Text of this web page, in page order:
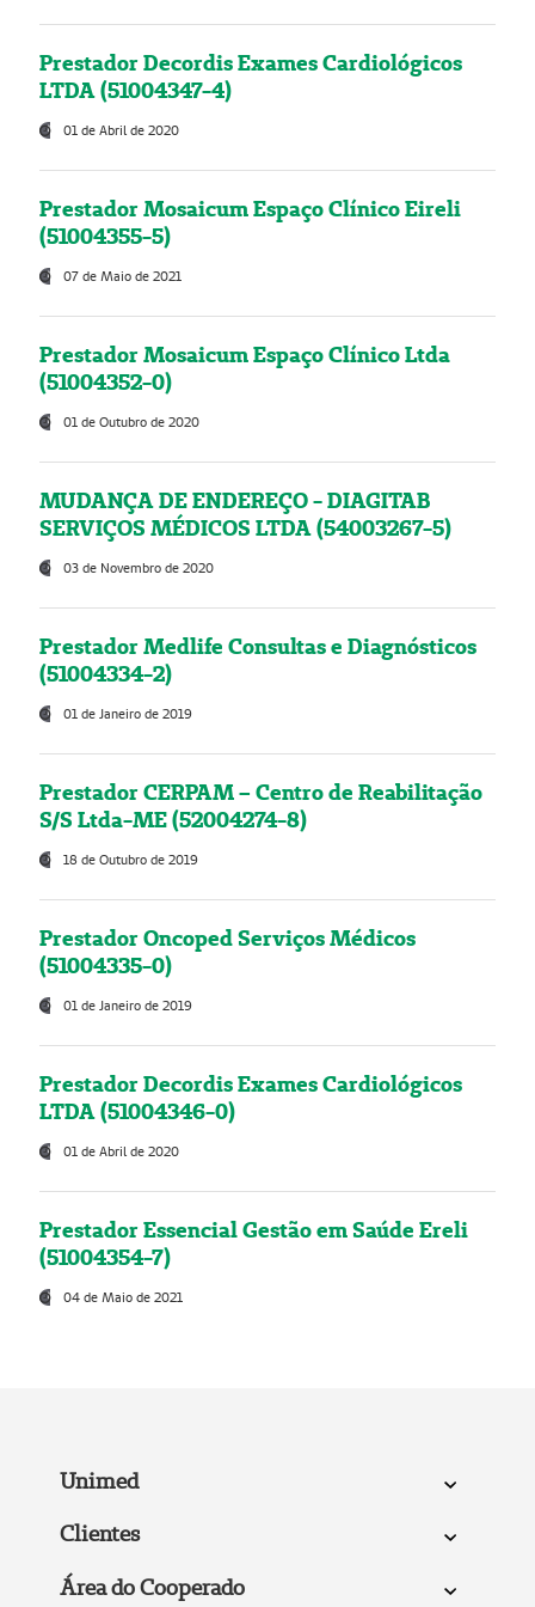
Prestador Decordis Exames Cardiológicos
LTDA (51004347-4)
01 de Abril de 2020
Prestador Mosaicum Espaço Clínico Eireli
(51004355-5)
07 de Maio de 2021
Prestador Mosaicum Espaço Clínico Ltda
(51004352-0)
01 de Outubro de 2020
MUDANÇA DE ENDEREÇO - DIAGITAB
SERVIÇOS MÉDICOS LTDA (54003267-5)
03 de Novembro de 2020
Prestador Medlife Consultas e Diagnósticos
(51004334-2)
01 de Janeiro de 2019
Prestador CERPAM – Centro de Reabilitação
S/S Ltda-ME (52004274-8)
18 de Outubro de 2019
Prestador Oncoped Serviços Médicos
(51004335-0)
01 de Janeiro de 2019
Prestador Decordis Exames Cardiológicos
LTDA (51004346-0)
01 de Abril de 2020
Prestador Essencial Gestão em Saúde Ereli
(51004354-7)
04 de Maio de 2021
Unimed
Clientes
Área do Cooperado